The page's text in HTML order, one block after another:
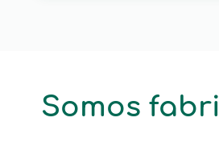
Somos